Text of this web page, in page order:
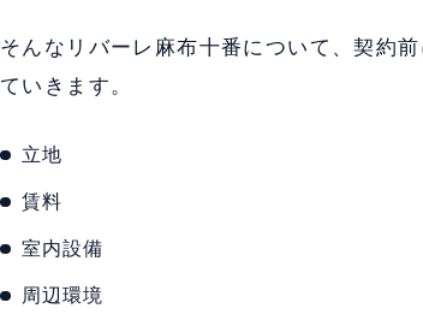
そんなリバーレ麻布十番について、契約
ていきます。
立地
賃料
室内設備
周辺環境